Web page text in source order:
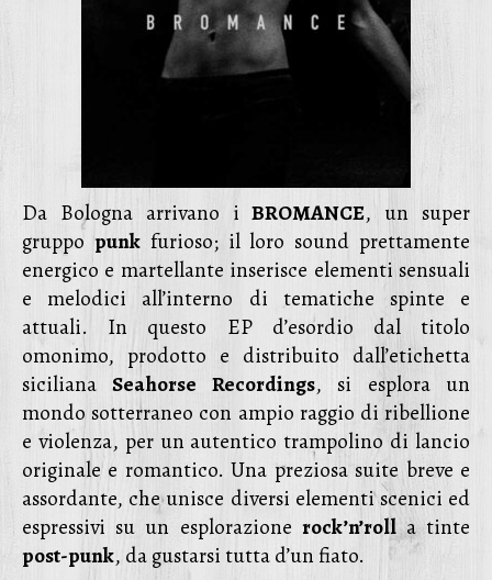
Da Bologna arrivano iBROMANCE, un super
gruppopunkfurioso; il loro sound prettamente
energico e martellante inserisce elementi sensuali
e melodici all’interno di tematiche spinte e
attuali. In questo EP d’esordio dal titolo
omonimo, prodotto e distribuito dall’etichetta
sicilianaSeahorse Recordings, si esplora un
mondo sotterraneo con ampio raggio di ribellione
e violenza, per un autentico trampolino di lancio
originale e romantico. Una preziosa suite breve e
assordante, che unisce diversi elementi scenici ed
espressivi su un esplorazione rock’n’rolla tinte
post-punk, da gustarsi tutta d’un fiato.